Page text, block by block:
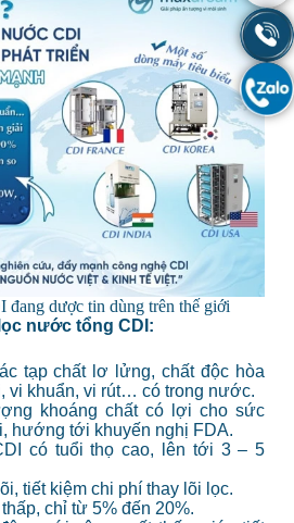
đang dược tin dùng trên thế giới
nước tổng CDI:
tạp chất lơ lửng, chất độc hòa
vi khuẩn, vi rút… có trong nước.
khoáng chất có lợi cho sức
hướng tới khuyến nghị FDA.
có tuổi thọ cao, lên tới 3 – 5
tiết kiệm chi phí thay lõi lọc.
chỉ từ 5% đến 20%.